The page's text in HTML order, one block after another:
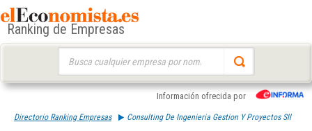
Ranking de Empresas
Información ofrecida por
Directorio Ranking Empresas Consulting De Ingenieria Gestion Y Proyectos Sll